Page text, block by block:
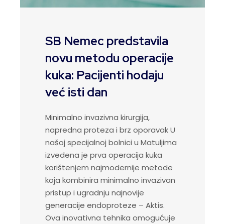
SB Nemec predstavila
novu metodu operacije
kuka: Pacijenti hodaju
već isti dan
Minimalno invazivna kirurgija,
napredna proteza i brz oporavak U
našoj specijalnoj bolnici u Matuljima
izvedena je prva operacija kuka
korištenjem najmodernije metode
koja kombinira minimalno invazivan
pristup i ugradnju najnovije
generacije endoproteze – Aktis.
Ova inovativna tehnika omogućuje